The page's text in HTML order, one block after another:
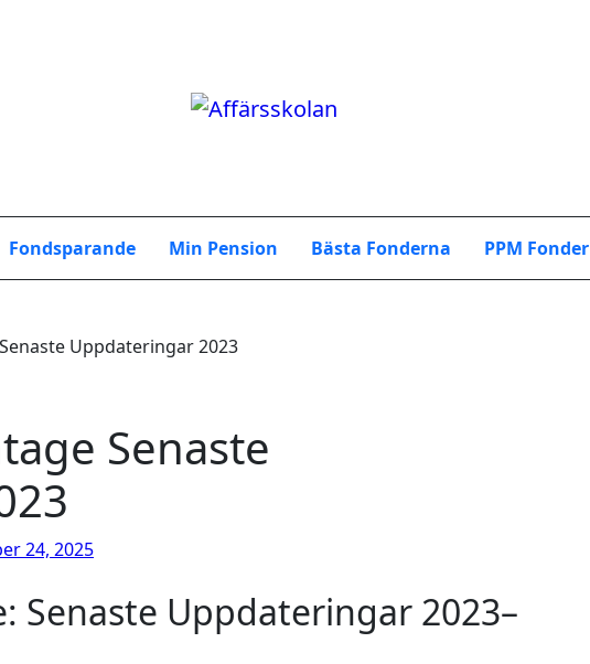
Fondsparande Min Pension Bästa Fonderna PPM Fonder
Uppdateringar 2023
Senaste
24, 2025
Senaste Uppdateringar 2023–